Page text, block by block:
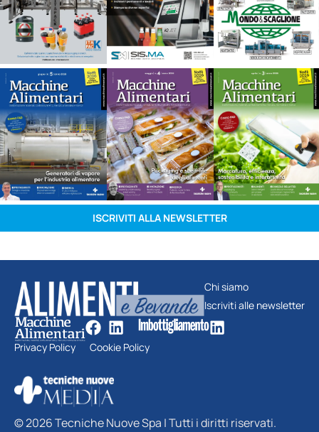
ISCRIVITI ALLA NEWSLETTER
Chi siamo
Iscriviti alle newsletter
Privacy Policy Cookie Policy
© 2026 Tecniche Nuove Spa | Tutti i diritti riservati.